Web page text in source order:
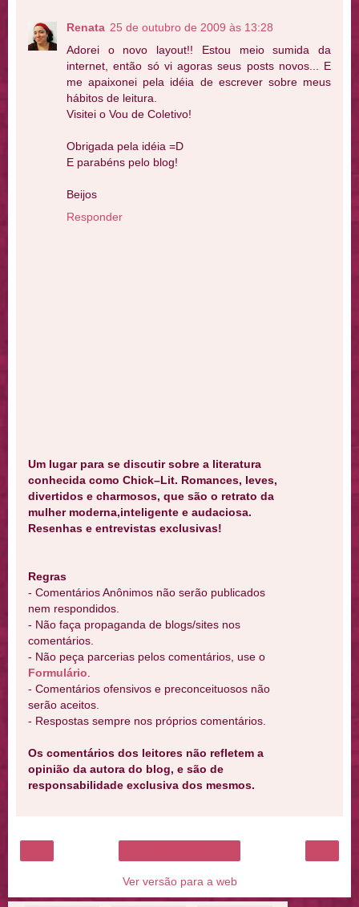
Renata 25 de outubro de 2009 às 13:28
Adorei o novo layout!! Estou meio sumida da
internet, então só vi agoras seus posts novos... E
me apaixonei pela idéia de escrever sobre meus
hábitos de leitura.
Visitei o Vou de Coletivo!
Obrigada pela idéia =D
E parabéns pelo blog!
Beijos
Responder
Um lugar para se discutir sobre a literatura
conhecida como Chick–Lit. Romances, leves,
divertidos e charmosos, que são o retrato da
mulher moderna,inteligente e audaciosa.
Resenhas e entrevistas exclusivas!
Regras
- Comentários Anônimos não serão publicados
nem respondidos.
- Não faça propaganda de blogs/sites nos
comentários.
- Não peça parcerias pelos comentários, use o
Formulário
- Comentários ofensivos e preconceituosos não
serão aceitos.
- Respostas sempre nos próprios comentários.
Os comentários dos leitores não refletem a
opinião da autora do blog, e são de
responsabilidade exclusiva dos mesmos.
Ver versão para a web